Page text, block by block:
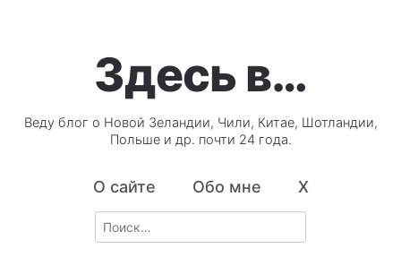
Здесь в…
Веду блог о Новой Зеландии, Чили, Китае, Шотландии,
Польше и др. почти 24 года.
О сайте Обо мне X
Search
for: